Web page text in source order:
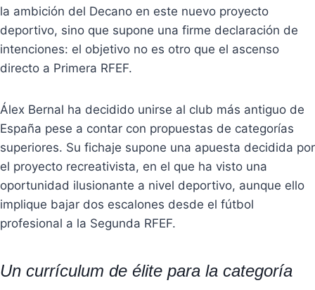
la ambición del Decano en este nuevo proyecto
deportivo, sino que supone una firme declaración de
intenciones: el objetivo no es otro que el ascenso
directo a Primera RFEF.
Álex Bernal ha decidido unirse al club más antiguo de
España pese a contar con propuestas de categorías
superiores. Su fichaje supone una apuesta decidida por
el proyecto recreativista, en el que ha visto una
oportunidad ilusionante a nivel deportivo, aunque ello
implique bajar dos escalones desde el fútbol
profesional a la Segunda RFEF.
Un currículum de élite para la categoría